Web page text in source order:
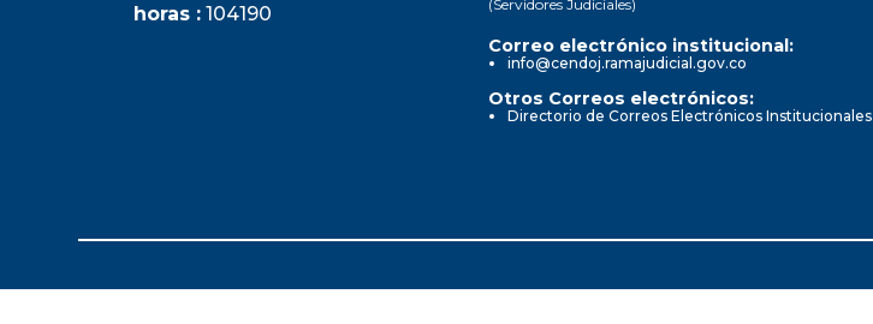
horas : 104190 (Servidores Judiciales)
Correo electrónico institucional:
info@cendoj.ramajudicial.gov.co
Otros Correos electrónicos:
Directorio de Correos Electrónicos Institucionales